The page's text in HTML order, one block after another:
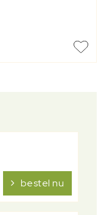
bestel nu